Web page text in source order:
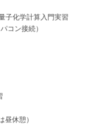
子化学計算入門実習
コン接続）
昼休憩）